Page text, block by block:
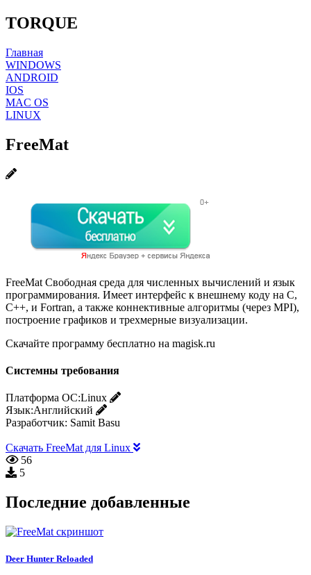
TORQUE
Главная
WINDOWS
ANDROID
IOS
MAC OS
LINUX
FreeMat
FreeMat Свободная среда для численных вычислений и язык
программирования. Имеет интерфейс к внешнему коду на C,
C++, и Fortran, а также коннективные алгоритмы (через MPI),
построение графиков и трехмерные визуализации.
Скачайте программу бесплатно на magisk.ru
Системны требования
Платформа ОС:Linux
Язык:Английский
Разработчик: Samit Basu
Скачать FreeMat для Linux
56
5
Последние добавленные
Deer Hunter Reloaded